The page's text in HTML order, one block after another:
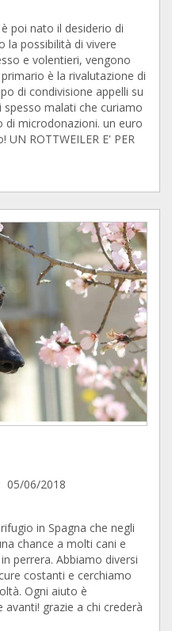
poi nato il desiderio di
la possibilità di vivere
e volentieri, vengono
è la rivalutazione di
di condivisione appelli su
malati che curiamo
di microdonazioni. un euro
ROTTWEILER E' PER
05/06/2018
in Spagna che negli
chance a molti cani e
perrera. Abbiamo diversi
costanti e cerchiamo
Ogni aiuto è
grazie a chi crederà